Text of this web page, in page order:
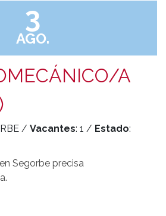
3
AGO.
A
/ Vacantes: 1 / Estado:
Segorbe precisa